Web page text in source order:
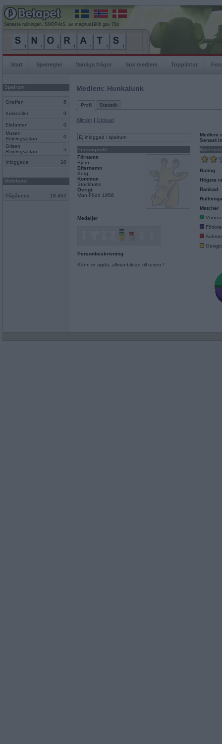
Senaste rullningen, SNORAtS, av magnus1908 gav 70p
Start Spelregler Vanliga frågor Sök medlem Topplistor
Spelrum
Giraffen 5
Krokodilen 0
Elefanten
0
Musen
Böjningslistan
0
Grisen
Böjningslistan
5
Inloggade 10
Mobilspel
Pågående 18 452
Medlem: Hunkalunk
Profil Statistik
Allmän | Utökad
Ej inloggad i spelrum
Personprofil
Förnamn
Björn
Efternamn
Borg
Kommun
Stockholm
Övrigt
Man Född 1956
Medaljer
Personbeskrivning
Känn er ägda, allmänbildad till tusen !
Medlem
Senast
Rating
Högsta
Rankad
Matcher
Vunna